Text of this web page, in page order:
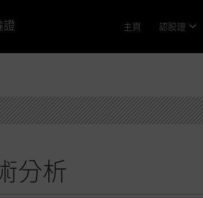
證 主頁 認股證
分析